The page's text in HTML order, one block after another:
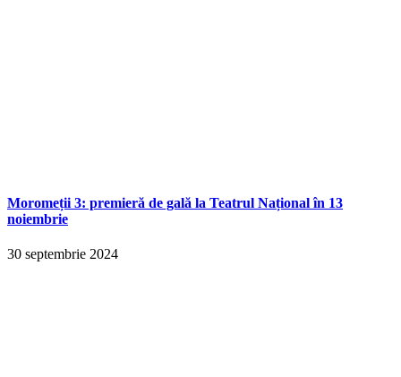
Moromeții 3: premieră de gală la Teatrul Național în 13
noiembrie
30 septembrie 2024